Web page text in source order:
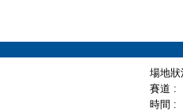
場地
賽道 :
時間 :